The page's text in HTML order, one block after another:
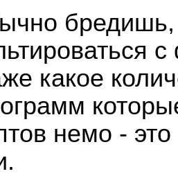
какое
немо -